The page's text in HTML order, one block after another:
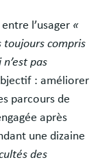
l’usager «
toujours compris
n’est pas
: améliorer
parcours de
après
une dizaine
des